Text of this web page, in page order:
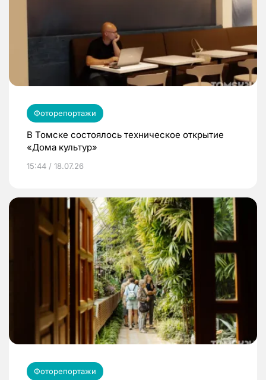
Фоторепортажи
В Томске состоялось техническое открытие
«Дома культур»
15:44 / 18.07.26
Фоторепортажи